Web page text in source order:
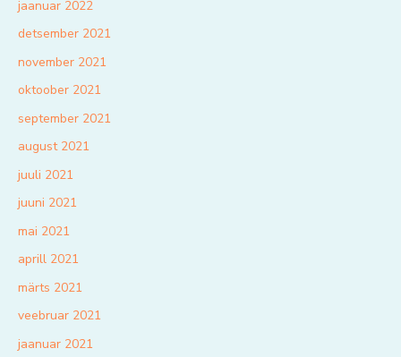
jaanuar 2022
detsember 2021
november 2021
oktoober 2021
september 2021
august 2021
juuli 2021
juuni 2021
mai 2021
aprill 2021
märts 2021
veebruar 2021
jaanuar 2021